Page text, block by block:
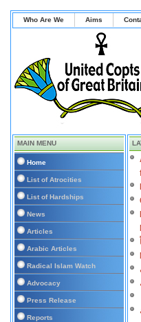
Who Are We Aims
MAIN MENU
Home
List of Atrocities
List of Hardships
News
Articles
Arabic Articles
Radical Islam Watch
Advocacy
Press Release
Reports